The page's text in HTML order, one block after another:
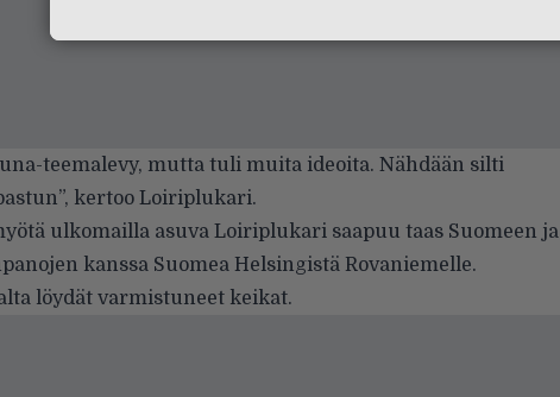
teemalevy, mutta tuli muita ideoita. Nähdään silti
kertoo Loiriplukari.
ulkomailla asuva Loiriplukari saapuu taas Suomeen ja
kanssa Suomea Helsingistä Rovaniemelle.
löydät varmistuneet keikat.